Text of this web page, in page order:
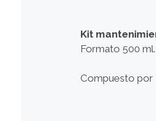
Kit
Formato 500 ml.
Compuesto por